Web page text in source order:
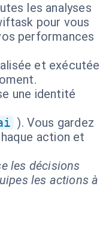
les analyses
pour vous
performances
et exécutée
une identité
). Vous gardez
action et
les décisions
les actions à